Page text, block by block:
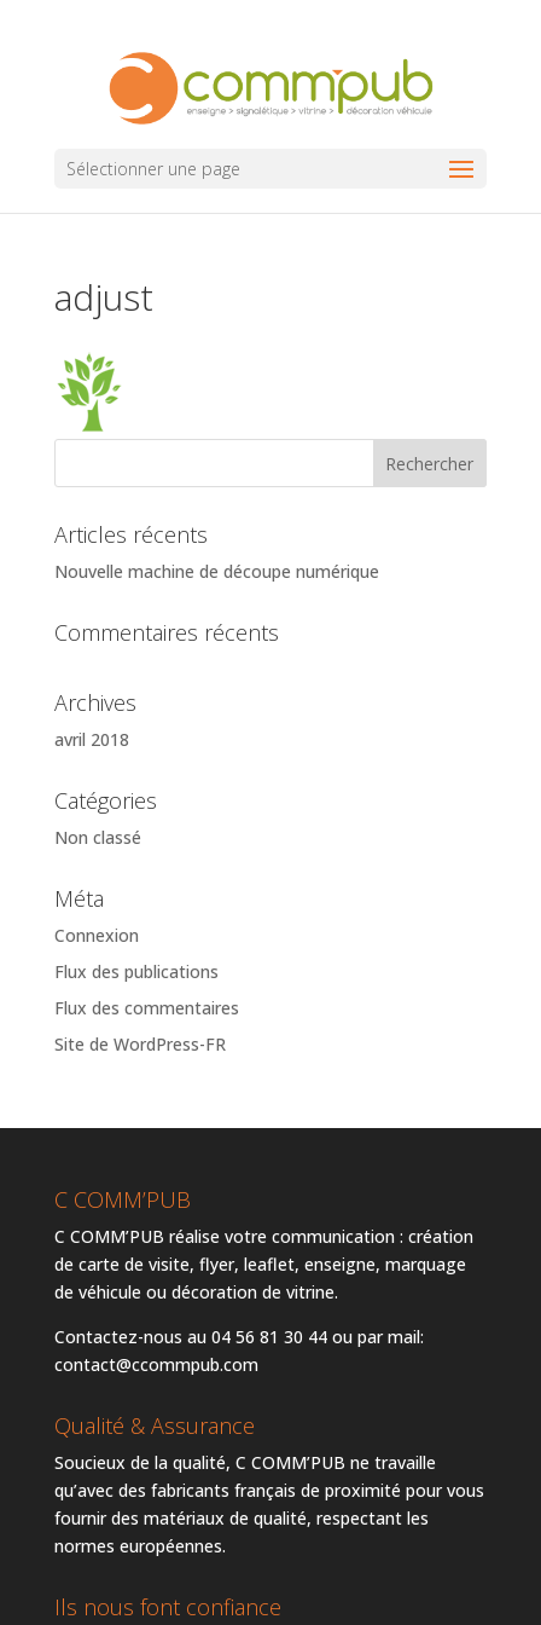
Sélectionner une page
adjust
Articles récents
Nouvelle machine de découpe numérique
Commentaires récents
Archives
avril 2018
Catégories
Non classé
Méta
Connexion
Flux des publications
Flux des commentaires
Site de WordPress-FR
C COMM’PUB
C COMM’PUB réalise votre communication : création
de carte de visite, flyer, leaflet, enseigne, marquage
de véhicule ou décoration de vitrine.
Contactez-nous au 04 56 81 30 44 ou par mail:
contact@ccommpub.com
Qualité & Assurance
Soucieux de la qualité, C COMM’PUB ne travaille
qu’avec des fabricants français de proximité pour vous
fournir des matériaux de qualité, respectant les
normes européennes.
Ils nous font confiance